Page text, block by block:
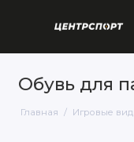
Обувь для
Главная Игровые
Бадминтон
Баскетбол